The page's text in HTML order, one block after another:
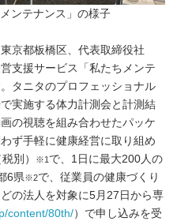
ンテナンス」の様子
京都板橋区、代表取締役社
支援サービス「私たちメンテ
タニタのプロフェッショナル
実施する体力計測会と計測結
の視聴を組み合わせたパッケ
ず手軽に健康経営に取り組め
別）
※1で、1日に最大200人の
6県※2で、従業員の健康づくり
の法人を対象に5月27日から専
content/80th/）で申し込みを受